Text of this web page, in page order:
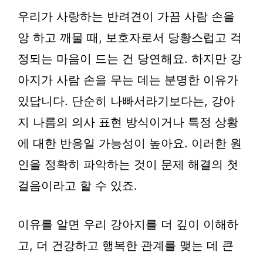
우리가 사랑하는 반려견이 가끔 사람 손을
앙 하고 깨물 때, 보호자로서 당황스럽고 걱
정되는 마음이 드는 건 당연해요. 하지만 강
아지가 사람 손을 무는 데는 분명한 이유가
있답니다. 단순히 나빠서라기보다는, 강아
지 나름의 의사 표현 방식이거나 특정 상황
에 대한 반응일 가능성이 높아요. 이러한 원
인을 정확히 파악하는 것이 문제 해결의 첫
걸음이라고 할 수 있죠.
이유를 알면 우리 강아지를 더 깊이 이해하
고, 더 건강하고 행복한 관계를 맺는 데 큰